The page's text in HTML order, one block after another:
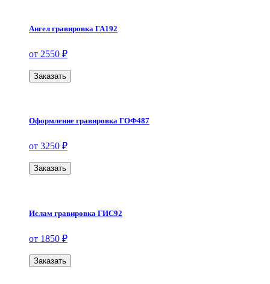
Ангел гравировка ГА192
от 2550 ₽
Заказать
Оформление гравировка ГОФ487
от 3250 ₽
Заказать
Ислам гравировка ГИС92
от 1850 ₽
Заказать